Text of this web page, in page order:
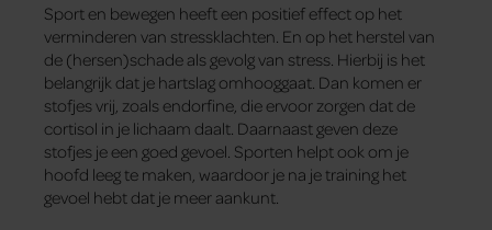
Sport en bewegen heeft een positief effect op het
verminderen van stressklachten. En op het herstel van
de (hersen)schade als gevolg van stress. Hierbij is het
belangrijk dat je hartslag omhooggaat. Dan komen er
stofjes vrij, zoals endorfine, die ervoor zorgen dat de
cortisol in je lichaam daalt. Daarnaast geven deze
stofjes je een goed gevoel. Sporten helpt ook om je
hoofd leeg te maken, waardoor je na je training het
gevoel hebt dat je meer aankunt.